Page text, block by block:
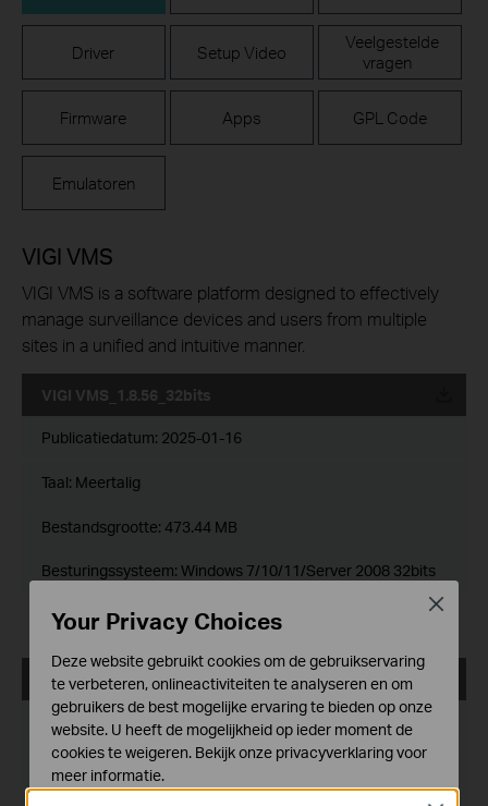
Driver Setup Video
Veelgestelde
vragen
Firmware Apps GPL Code
Emulatoren
VIGI VMS
VIGI VMS is a software platform designed to effectively
manage surveillance devices and users from multiple
sites in a unified and intuitive manner.
VIGI VMS_1.8.56_32bits
Publicatiedatum: 2025-01-16
Taal: Meertalig
Bestandsgrootte: 473.44 MB
Besturingssysteem: Windows 7/10/11/Server 2008 32bits
Release Note >
VIGI VMS_1.8.56_64bits
Publicatiedatum: 2025-01-16
Meertalig
Your Privacy Choices
Deze website gebruikt cookies om de gebruikservaring
te verbeteren, onlineactiviteiten te analyseren en om
gebruikers de best mogelijke ervaring te bieden op onze
website. U heeft de mogelijkheid op ieder moment de
cookies te weigeren. Bekijk onze privacyverklaringvoor
meer informatie.
Close